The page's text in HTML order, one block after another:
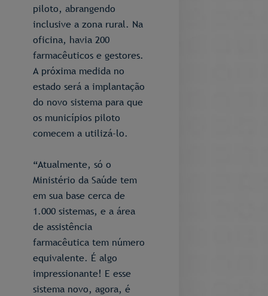
piloto, abrangendo
inclusive a zona rural. Na
oficina, havia 200
farmacêuticos e gestores.
A próxima medida no
estado será a implantação
do novo sistema para que
os municípios piloto
comecem a utilizá-lo.
“Atualmente, só o
Ministério da Saúde tem
em sua base cerca de
1.000 sistemas, e a área
de assistência
farmacêutica tem número
equivalente. É algo
impressionante! E esse
sistema novo, agora, é